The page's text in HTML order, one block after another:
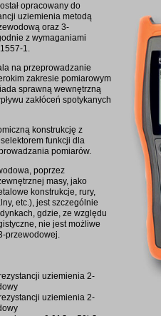
opracowany do
uziemienia metodą
oraz 3-
z wymaganiami
1.
na przeprowadzanie
zakresie pomiarowym
sprawną wewnętrzną
zakłóceń spotykanych
konstrukcję z
funkcji dla
pomiarów.
poprzez
masy, jako
konstrukcje, rury,
etc.), jest szczególnie
gdzie, ze względu
nie jest możliwe
przewodowej.
uziemienia 2-
uziemienia 2-